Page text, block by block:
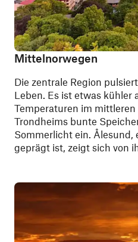
Mittelnorwegen
Die zentrale Region
Leben. Es ist etwas kühler
Temperaturen im
Trondheims bunte
Sommerlicht ein. Ålesund,
geprägt ist, zeigt sich von